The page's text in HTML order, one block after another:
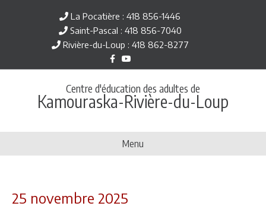
La Pocatière : 418 856-1446
Saint-Pascal : 418 856-7040
Rivière-du-Loup : 418 862-8277
c
b
o
o
Y
o
u
u
e
Centre d'éducation des adultes de
Kamouraska-Rivière-du-Loup
Menu
25 novembre 2025